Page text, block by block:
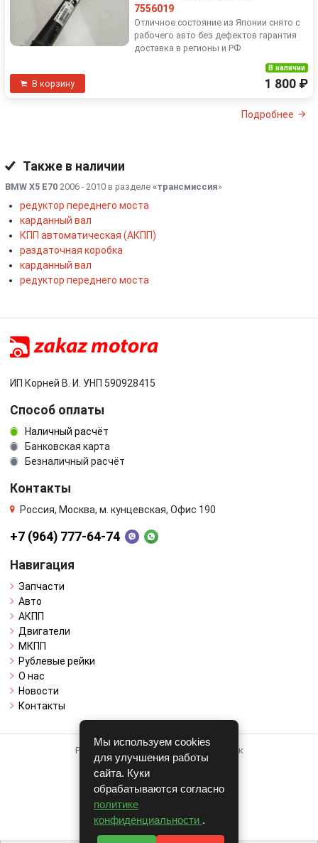
7556019
Отличное состояние из Японии снято с
рабочего авто без дефектов гарантия
доставка в регионы и РФ
В корзину
В наличии
1 800 ₽
Подробнее
Также в наличии
BMW X5 E70 2006 - 2010 в разделе «трансмиссия»
редуктор переднего моста
карданный вал
КПП автоматическая (АКПП)
раздаточная коробка
карданный вал
редуктор переднего моста
ИП Корней В. И. УНП 590928415
Способ оплаты
Наличный расчёт
Банковская карта
Безналичный расчёт
Контакты
Россия, Москва, м. кунцевская, Офис 190
+7 (964) 777-64-74
Навигация
Запчасти
Авто
АКПП
Двигатели
МКПП
Рублевые рейки
О нас
Новости
Контакты
Работает на системе для авторазборок
CARRO.БИЗНЕС
Полная версия
© COPYRIGHT 2026 г.
v1.1.24
Мы используем cookies
для улучшения работы
сайта. Куки
обрабатываются согласно
политике
конфиденциальности .